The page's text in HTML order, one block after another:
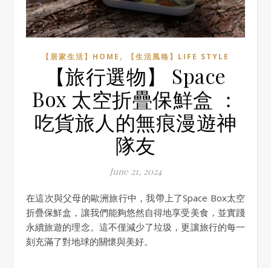
【居家生活】HOME , 【生活風格】LIFE STYLE
【旅行選物】 Space
Box 太空折疊保鮮盒 ：
吃貨旅人的無痕漫遊神
隊友
June 21, 2024
在這次與父母的歐洲旅行中，我帶上了Space Box太空
折疊保鮮盒，讓我們能夠悠然自得地享受美食，並實踐
永續旅遊的理念。這不僅減少了垃圾，更讓旅行的每一
刻充滿了對地球的關懷與美好。